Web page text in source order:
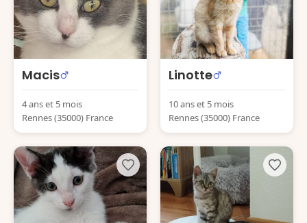
Macis
4 ans et 5 mois
Rennes (35000) France
Linotte
10 ans et 5 mois
Rennes (35000) France